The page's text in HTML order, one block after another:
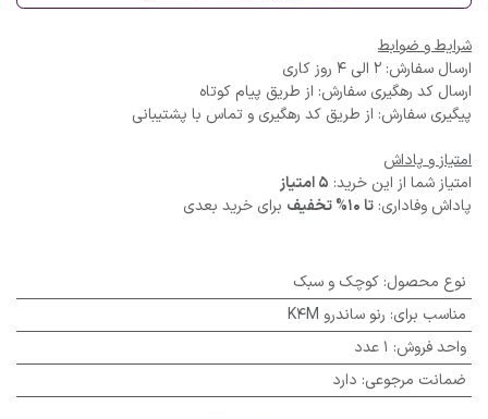
شرایط و ضوابط
ارسال سفارش: 2 الی 4 روز کاری
ارسال کد رهگیری سفارش: از طریق پیام کوتاه
پیگیری سفارش: از طریق کد رهگیری و تماس با پشتیبانی
امتیاز و پاداش
امتیاز شما از این خرید: 5 امتیاز
پاداش وفاداری: تا 10% تخفیف برای خرید بعدی
نوع محصول: کوچک و سبک
مناسب برای: رنو ساندرو K4M
واحد فروش: 1 عدد
ضمانت مرجوعی: دارد